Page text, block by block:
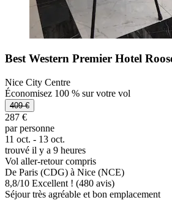
Best Western Premier Hotel
Nice City Centre
Économisez 100 % sur votre vol
409 €
287 €
par personne
11 oct. - 13 oct.
trouvé il y a 9 heures
Vol aller-retour compris
De Paris (CDG) à Nice (NCE)
8,8/10 Excellent ! (480 avis)
Séjour très agréable et bon emplacement